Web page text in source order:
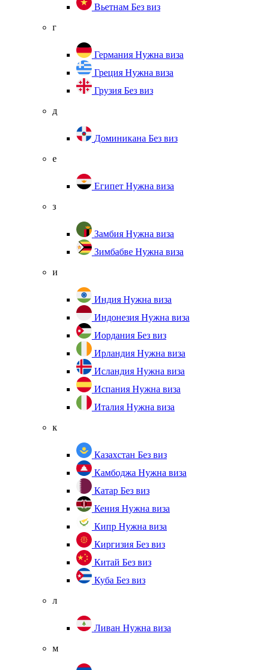
Вьетнам Без виз
г
Германия Нужна виза
Греция Нужна виза
Грузия Без виз
д
Доминикана Без виз
е
Египет Нужна виза
з
Замбия Нужна виза
Зимбабве Нужна виза
и
Индия Нужна виза
Индонезия Нужна виза
Иордания Без виз
Ирландия Нужна виза
Исландия Нужна виза
Испания Нужна виза
Италия Нужна виза
к
Казахстан Без виз
Камбоджа Нужна виза
Катар Без виз
Кения Нужна виза
Кипр Нужна виза
Киргизия Без виз
Китай Без виз
Куба Без виз
л
Ливан Нужна виза
м